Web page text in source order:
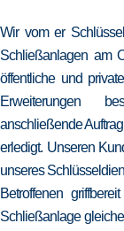
Wir vom er
Schließanlagen am
öffentliche und
Erweiterungen
anschließende
erledigt. Unseren
unseres
Betroffenen
Schließanlage